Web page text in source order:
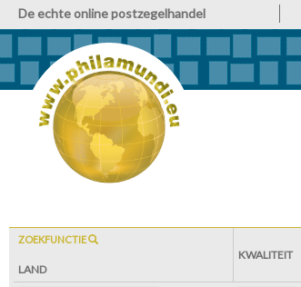
De echte online postzegelhandel
ZOEKFUNCTIE
LAND
KWALITEIT